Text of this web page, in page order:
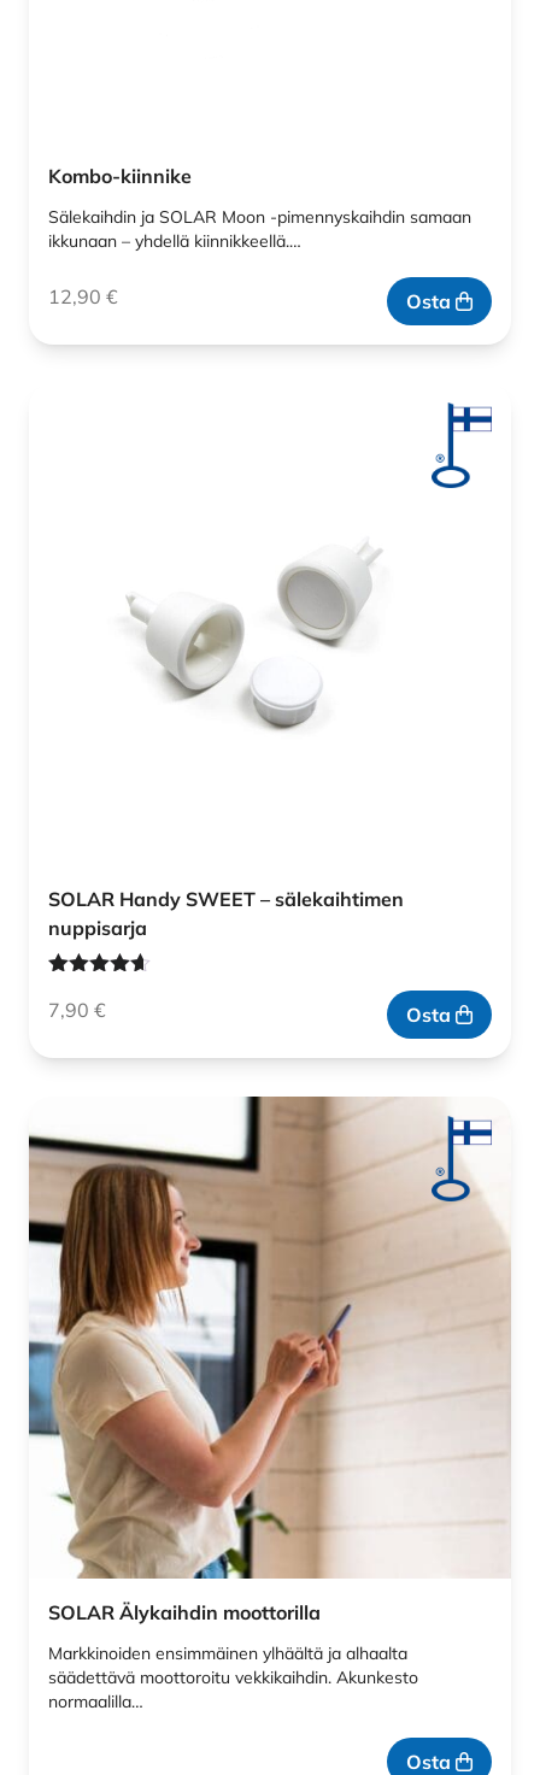
Kombo-kiinnike
Sälekaihdin ja SOLAR Moon -pimennyskaihdin samaan
ikkunaan – yhdellä kiinnikkeellä.…
12,90 € Osta
SOLAR Handy SWEET – sälekaihtimen
nuppisarja
tuotteesta:
7,90 € Osta
SOLAR Älykaihdin moottorilla
Markkinoiden ensimmäinen ylhäältä ja alhaalta
säädettävä moottoroitu vekkikaihdin. Akunkesto
normaalilla…
Osta